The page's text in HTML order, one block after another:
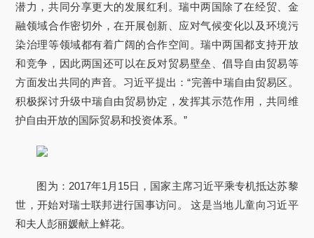
潜力，共同分享更大的发展红利。瑞中两国除了在经贸、金
融领域合作密切外，在开展创新、应对气候变化以及环境污
染治理等领域都有着广阔的合作空间。瑞中两国都支持开放
和竞争，因此两国还可以在反对贸易壁垒、倡导自由贸易等
方面发出共同的声音。习近平提出：“完善中瑞自由贸易区。
积极探讨升级中瑞自由贸易协定，发挥其示范作用，共同维
护自由开放的国际贸易和投资体系。”
图为：2017年1月15日，国家主席习近平乘专机抵达苏黎
世，开始对瑞士联邦进行国事访问。 这是当地儿童向习近平
和夫人彭丽媛献上鲜花。